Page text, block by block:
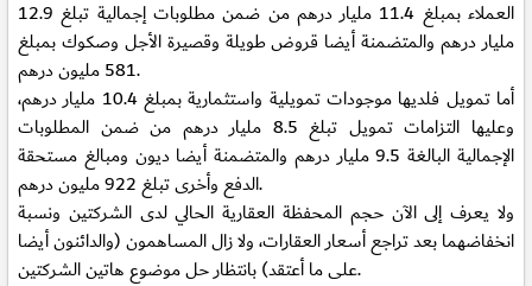
العملاء بمبلغ 11.4 مليار درهم من ضمن مطلوبات إجمالية تبلغ 12.9
مليار درهم والمتضمنة أيضا قروض طويلة وقصيرة الأجل وصكوك بمبلغ
581 مليون درهم.
أما تمويل فلديها موجودات تمويلية واستثمارية بمبلغ 10.4 مليار درهم،
وعليها التزامات تمويل تبلغ 8.5 مليار درهم من ضمن المطلوبات
الإجمالية البالغة 9.5 مليار درهم والمتضمنة أيضا ديون ومبالغ مستحقة
الدفع وأخرى تبلغ 922 مليون درهم.
ولا يعرف إلى الآن حجم المحفظة العقارية الحالي لدى الشركتين ونسبة
انخفاضهما بعد تراجع أسعار العقارات، ولا زال المساهمون (والدائنون أيضا
على ما أعتقد) بانتظار حل موضوع هاتين الشركتين.